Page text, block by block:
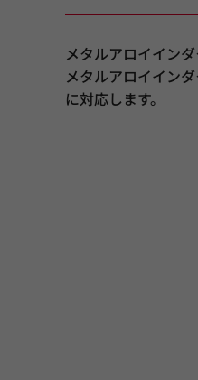
メタルアロイイン
メタルアロイイン
に対応します。